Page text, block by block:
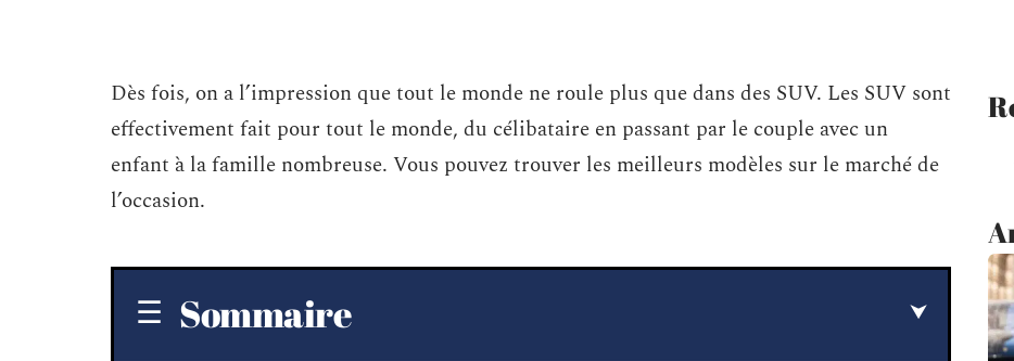
Dès fois, on a l’impression que tout le monde ne roule plus que dans des SUV. Les SUV sont
effectivement fait pour tout le monde, du célibataire en passant par le couple avec un
enfant à la famille nombreuse. Vous pouvez trouver les meilleurs modèles sur le marché de
l’occasion.
Sommaire